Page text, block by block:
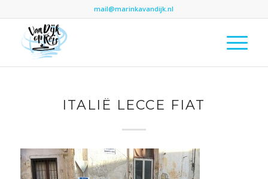
mail@marinkavandijk.nl
ITALIË LECCE FIAT